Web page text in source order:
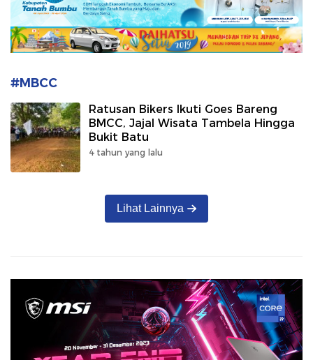
#MBCC
Ratusan Bikers Ikuti Goes Bareng
BMCC, Jajal Wisata Tambela Hingga
Bukit Batu
4 tahun yang lalu
Lihat Lainnya